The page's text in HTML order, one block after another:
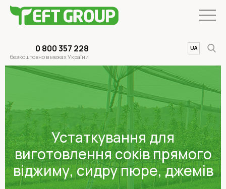
0 800 357 228
безкоштовно в межах України
UA
EN
Устаткування для
виготовлення соків прямого
віджиму, сидру пюре, джемів